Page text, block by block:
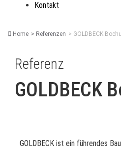
Kontakt
Home Referenzen GOLDBECK
Referenz
GOLDBECK
GOLDBECK ist ein führendes